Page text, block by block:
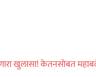
खुलासा! केतनसोबत